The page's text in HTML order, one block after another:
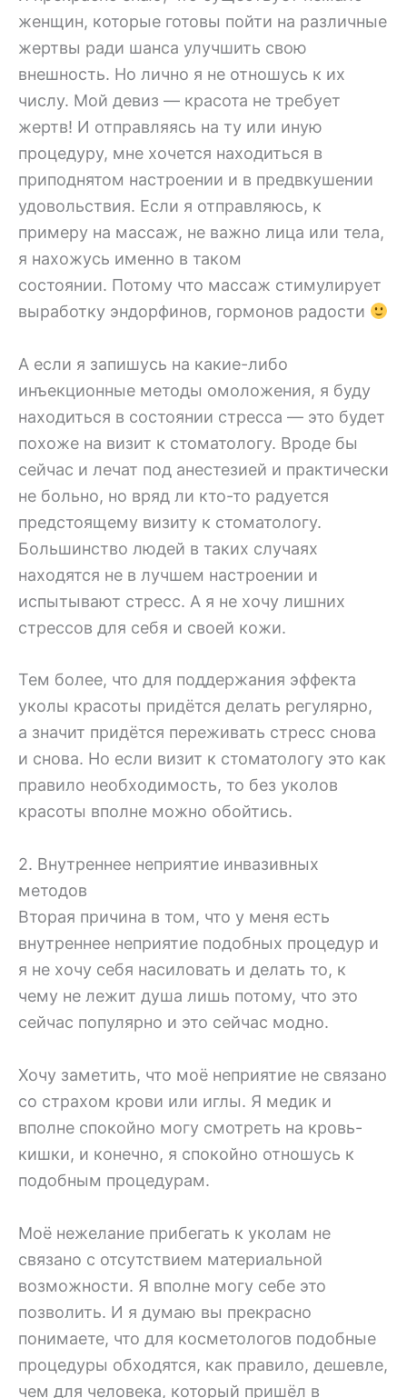
женщин, которые готовы пойти на различные
жертвы ради шанса улучшить свою
внешность. Но лично я не отношусь к их
числу. Мой девиз — красота не требует
жертв! И отправляясь на ту или иную
процедуру, мне хочется находиться в
приподнятом настроении и в предвкушении
удовольствия. Если я отправляюсь, к
примеру на массаж, не важно лица или тела,
я нахожусь именно в таком
состоянии. Потому что массаж стимулирует
выработку эндорфинов, гормонов радости
А если я запишусь на какие-либо
инъекционные методы омоложения, я буду
находиться в состоянии стресса — это будет
похоже на визит к стоматологу. Вроде бы
сейчас и лечат под анестезией и практически
не больно, но вряд ли кто-то радуется
предстоящему визиту к стоматологу.
Большинство людей в таких случаях
находятся не в лучшем настроении и
испытывают стресс. А я не хочу лишних
стрессов для себя и своей кожи.
Тем более, что для поддержания эффекта
уколы красоты придётся делать регулярно,
а значит придётся переживать стресс снова
и снова. Но если визит к стоматологу это как
правило необходимость, то без уколов
красоты вполне можно обойтись.
2. Внутреннее неприятие инвазивных
методов
Вторая причина в том, что у меня есть
внутреннее неприятие подобных процедур и
я не хочу себя насиловать и делать то, к
чему не лежит душа лишь потому, что это
сейчас популярно и это сейчас модно.
Хочу заметить, что моё неприятие не связано
со страхом крови или иглы. Я медик и
вполне спокойно могу смотреть на кровь-
кишки, и конечно, я спокойно отношусь к
подобным процедурам.
Моё нежелание прибегать к уколам не
связано с отсутствием материальной
возможности. Я вполне могу себе это
позволить. И я думаю вы прекрасно
понимаете, что для косметологов подобные
процедуры обходятся, как правило, дешевле,
чем для человека, который пришёл в